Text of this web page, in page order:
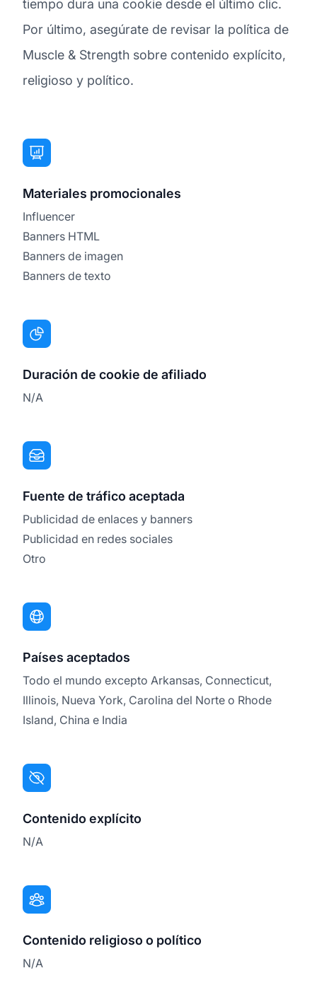
tiempo dura una cookie desde el último clic.
Por último, asegúrate de revisar la política de
Muscle & Strength sobre contenido explícito,
religioso y político.
Materiales promocionales
Influencer
Banners HTML
Banners de imagen
Banners de texto
Duración de cookie de afiliado
N/A
Fuente de tráfico aceptada
Publicidad de enlaces y banners
Publicidad en redes sociales
Otro
Países aceptados
Todo el mundo excepto Arkansas, Connecticut,
Illinois, Nueva York, Carolina del Norte o Rhode
Island, China e India
Contenido explícito
N/A
Contenido religioso o político
N/A